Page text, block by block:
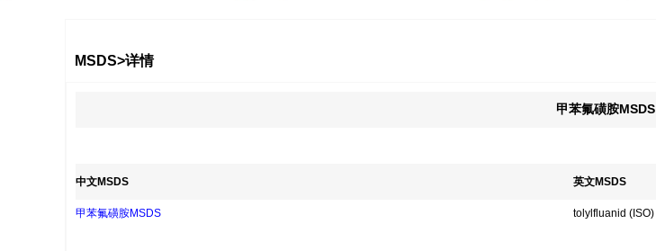
MSDS>详情
甲苯氟磺胺MSDS
中文MSDS 英文MSDS
甲苯氟磺胺MSDS tolylfluanid (ISO)